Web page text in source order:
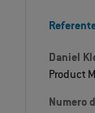
Daniel
Product
Numero